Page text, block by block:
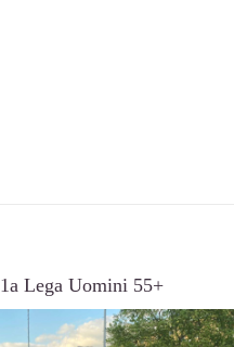
1a Lega Uomini 55+